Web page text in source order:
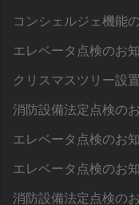
コンシェルジェ機能
エレベータ点検のお
クリスマスツリー設
消防設備法定点検の
エレベータ点検のお
エレベータ点検のお
消防設備法定点検の